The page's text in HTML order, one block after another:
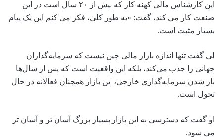
این کارشناس مالی کهنه کار که بیش از ۲۰ سال است در این
صنعت کار می کند، گفت: «به طور کلی، فکر می کنم این یک پیام
بسیار مثبت است.
لی گفت تنها اندازه بازار مالی چین نیست که سرمایه‌گذاران
جهانی را جذب می‌کند، بلکه این واقعیت است که پس از سال‌ها
باز شدن سرمایه‌گذاری خارجی، این بازار همچنان فعالانه در حال
تحول است.
او گفت که دسترسی به این بازار بسیار بزرگ آسان تر و آسان تر
می شود.